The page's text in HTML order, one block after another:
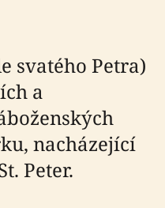
svatého Petra)
a
nacházející
Peter.